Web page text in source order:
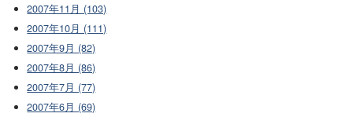
2007年11月 (103)
2007年10月 (111)
2007年9月 (82)
2007年8月 (86)
2007年7月 (77)
2007年6月 (69)